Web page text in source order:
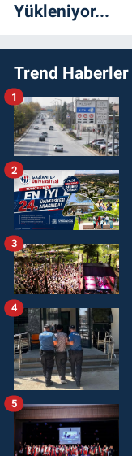
Yükleniyor...
Trend Haberler
1
2
3
4
5